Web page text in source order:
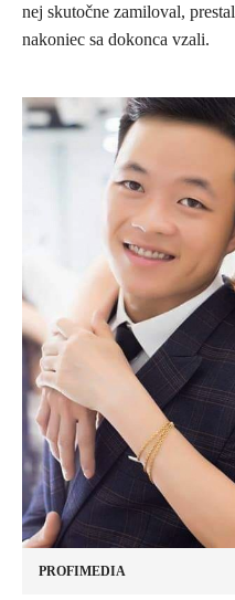
nej skutočne zamiloval,
nakoniec sa dokonca vzali.
PROFIMEDIA